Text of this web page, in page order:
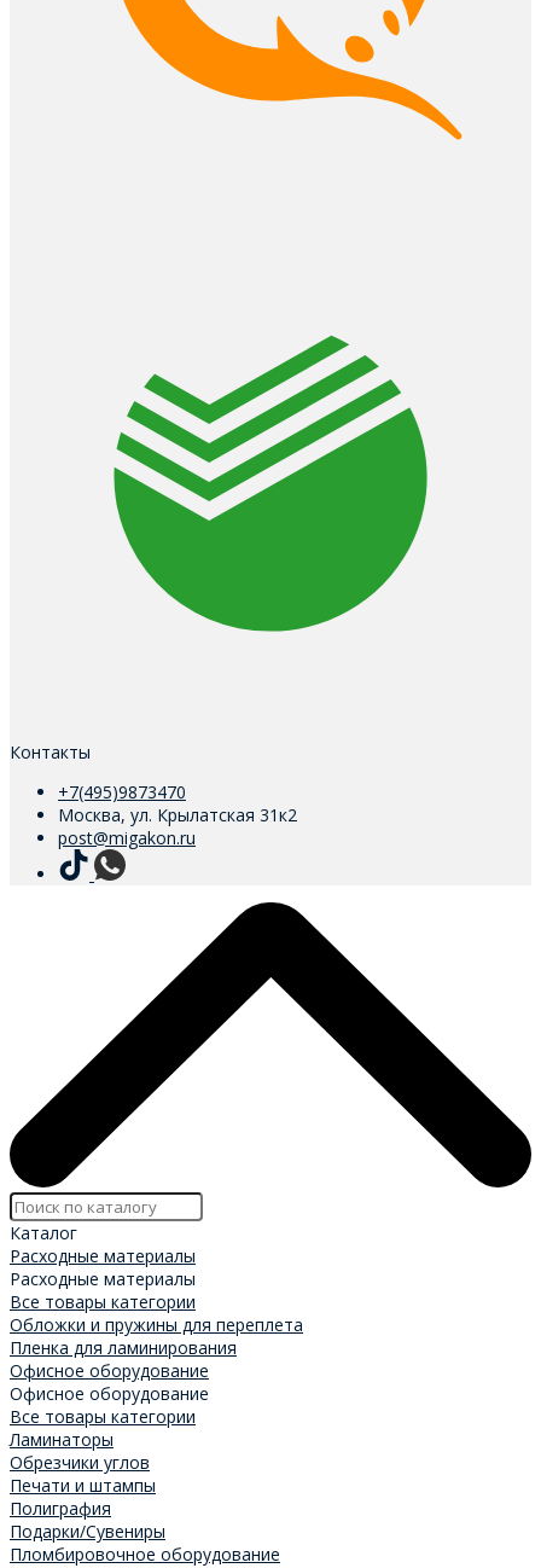
Контакты
+7(495)9873470
Москва, ул. Крылатская 31к2
post@migakon.ru
Каталог
Расходные материалы
Расходные материалы
Все товары категории
Обложки и пружины для переплета
Пленка для ламинирования
Офисное оборудование
Офисное оборудование
Все товары категории
Ламинаторы
Обрезчики углов
Печати и штампы
Полиграфия
Подарки/Сувениры
Пломбировочное оборудование